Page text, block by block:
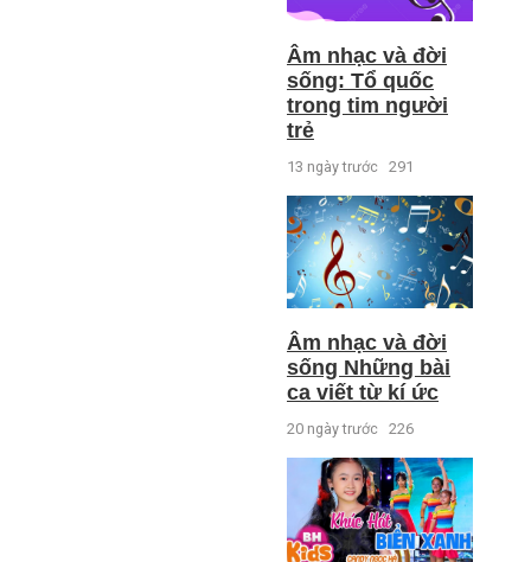
Âm nhạc và đời
sống: Tổ quốc
trong tim người
trẻ
13 ngày trước 291
Âm nhạc và đời
sống Những bài
ca viết từ kí ức
20 ngày trước 226